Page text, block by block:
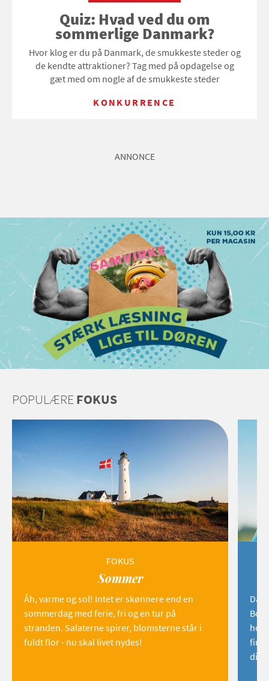
Quiz: Hvad ved du om
sommerlige Danmark?
Hvor klog er du på Danmark, de smukkeste steder og
de kendte attraktioner? Tag med på opdagelse og
gæt med om nogle af de smukkeste steder
KONKURRENCE
ANNONCE
POPULÆREFOKUS
FOKUS
Sommer
Åh, varme og sol! Intet er skønnere end en
sommerdag med ferie, fri og en tur på
stranden. Salaterne spirer, blomsterne står i
fuldt flor - nu skal livet nydes!
find
dig!